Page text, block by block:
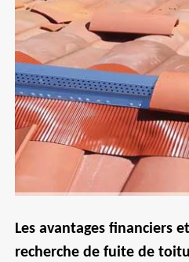
Les avantages financiers
recherche de fuite de